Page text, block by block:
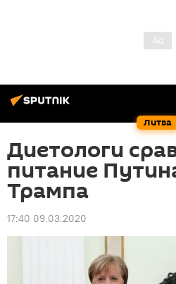
Литва
Диетологи
питание
Трампа
17:40 09.03.2020